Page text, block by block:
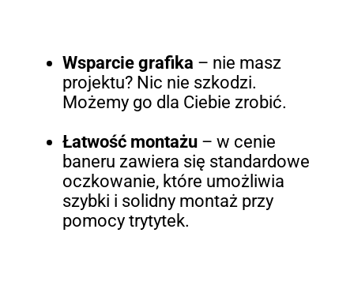
Wsparcie grafika – nie masz
projektu? Nic nie szkodzi.
Możemy go dla Ciebie zrobić.
Łatwość montażu – w cenie
baneru zawiera się standardowe
oczkowanie, które umożliwia
szybki i solidny montaż przy
pomocy trytytek.